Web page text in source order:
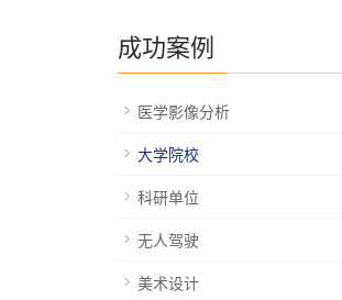
成功案例
医学影像分析
大学院校
科研单位
无人驾驶
美术设计